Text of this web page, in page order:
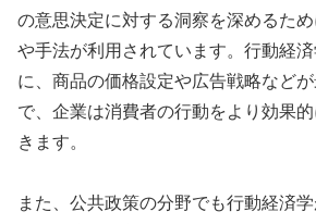
の意思決定に対する洞察を深めるた
や手法が利用されています。行動経
に、商品の価格設定や広告戦略など
で、企業は消費者の行動をより効果
きます。
また、公共政策の分野でも行動経済